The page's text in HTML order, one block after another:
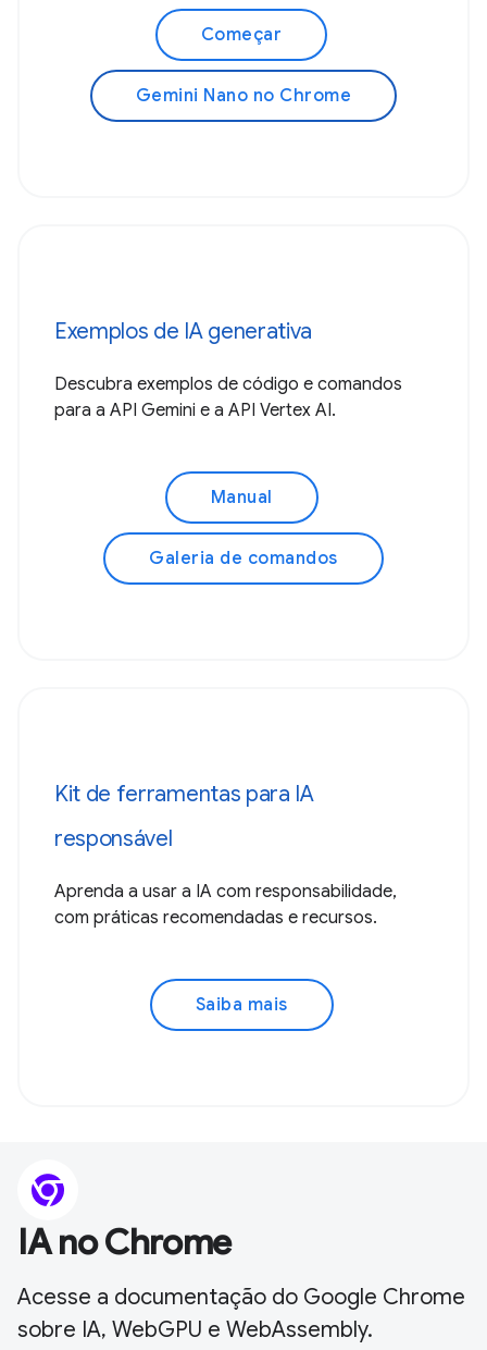
Começar
Gemini Nano no Chrome
Exemplos de IA generativa
Descubra exemplos de código e comandos
para a API Gemini e a API Vertex AI.
Manual
Galeria de comandos
Kit de ferramentas para IA
responsável
Aprenda a usar a IA com responsabilidade,
com práticas recomendadas e recursos.
Saiba mais
IA no Chrome
Acesse a documentação do Google Chrome
sobre IA, WebGPU e WebAssembly.